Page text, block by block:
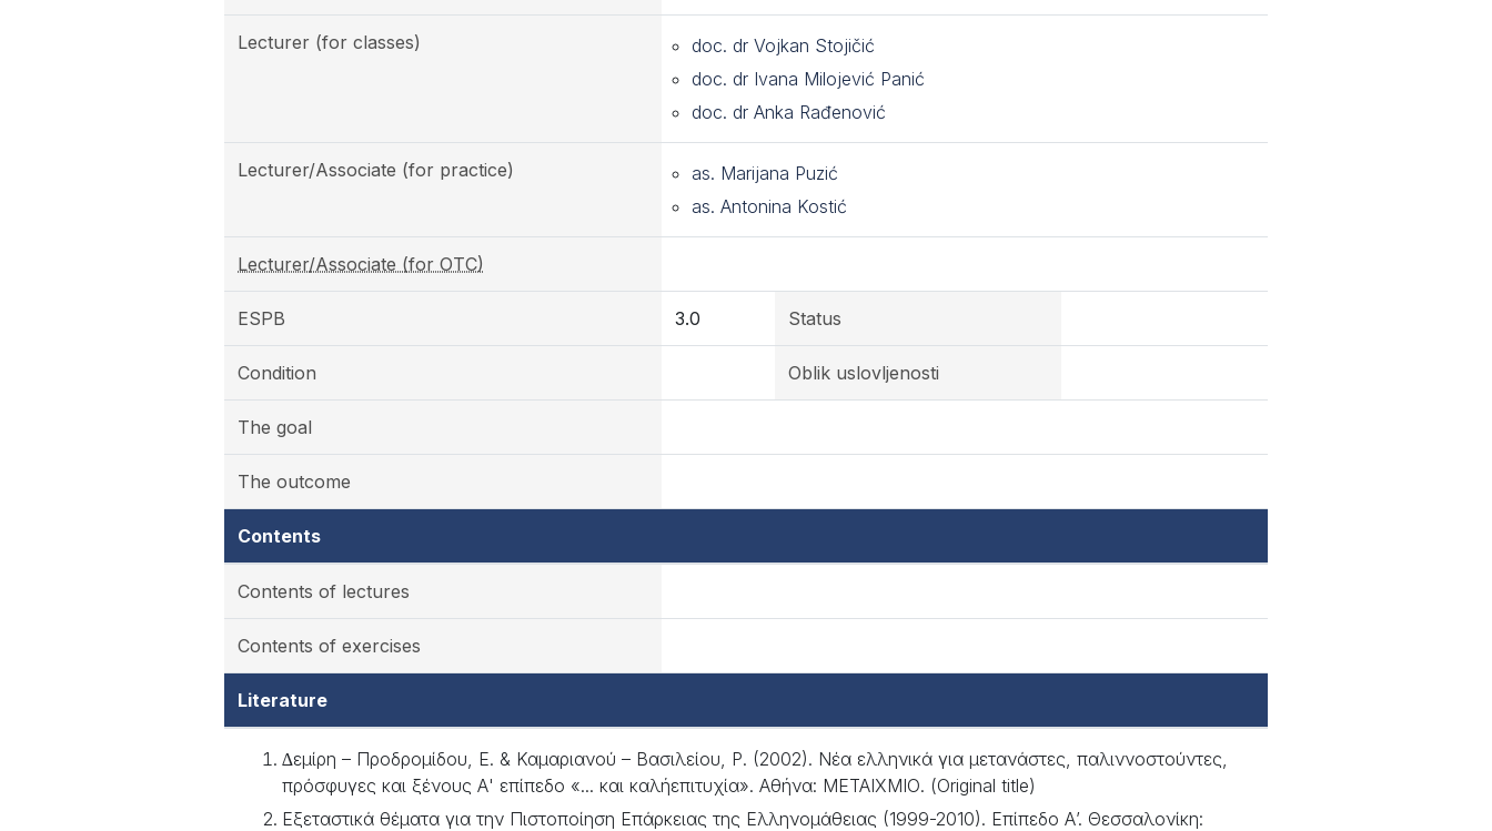
Lecturer (for classes)
doc. dr Vojkan Stojičić
doc. dr Ivana Milojević Panić
doc. dr Anka Rađenović
Lecturer/Associate (for practice)
as. Marijana Puzić
as. Antonina Kostić
Lecturer/Associate (for OTC)
ESPB 3.0 Status
Condition Oblik uslovljenosti
The goal
The outcome
Contents
Contents of lectures
Contents of exercises
Literature
∆εµίρη – Προδροµίδου, Ε. & Καµαριανού – Βασιλείου, Ρ. (2002). Νέα ελληνικά για µετανάστες, παλιννοστούντες,
πρόσφυγες και ξένους Α' επίπεδο «... και καλήεπιτυχία». Αθήνα: ΜΕΤΑΙΧΜΙΟ. (Original title)
Εξεταστικά θέµατα για την Πιστοποίηση Επάρκειας της Ελληνοµάθειας (1999-2010). Επίπεδο Α’. Θεσσαλονίκη: